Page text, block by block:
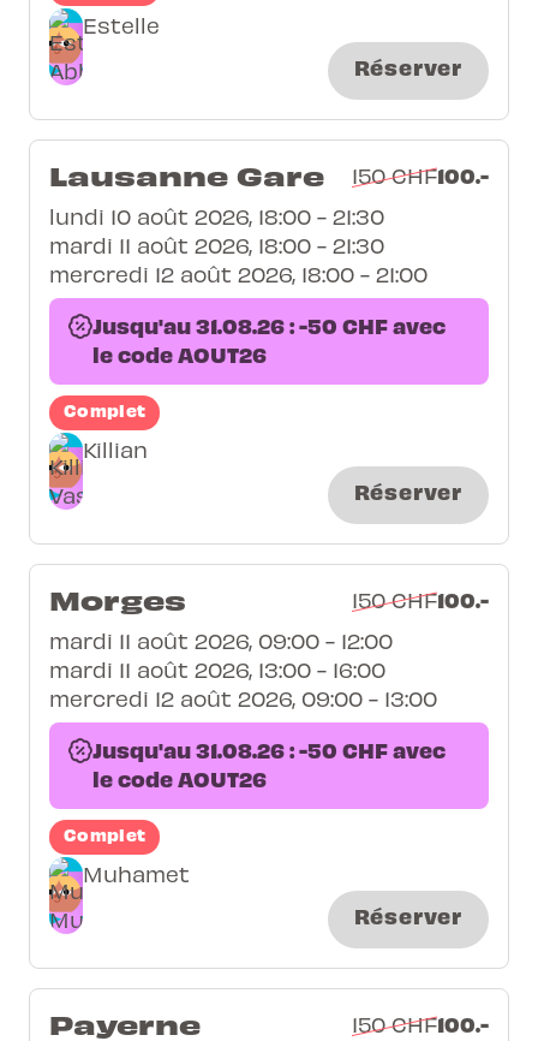
Estelle
Réserver
Lausanne Gare 150 CHF100.-
lundi 10 août 2026, 18:00 - 21:30
mardi 11 août 2026, 18:00 - 21:30
mercredi 12 août 2026, 18:00 - 21:00
Jusqu'au 31.08.26 : -50 CHF avec
le code AOUT26
Complet
Killian
Réserver
Morges 150 CHF100.-
mardi 11 août 2026, 09:00 - 12:00
mardi 11 août 2026, 13:00 - 16:00
mercredi 12 août 2026, 09:00 - 13:00
Jusqu'au 31.08.26 : -50 CHF avec
le code AOUT26
Complet
Muhamet
Réserver
Payerne 150 CHF100.-